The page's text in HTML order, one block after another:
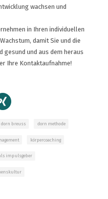
wachsen und
in Ihren individuellen
damit Sie und die
gesund und aus dem heraus
Ihre Kontaktaufnahme!
dorn breuss dorn methode
körpercoaching
impulsgeber